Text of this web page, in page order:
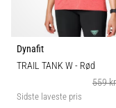
eller
professionel.
er
Funktion
Model
Sæson
Dynafit
TRAIL TANK W- Rød
559 kr
Sidste laveste pris